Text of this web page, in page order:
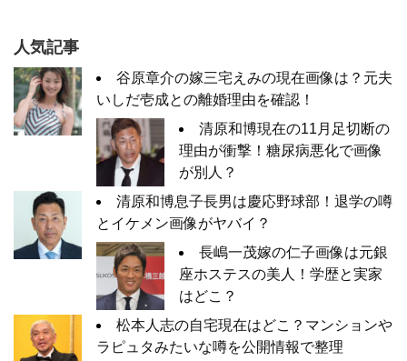
人気記事
谷原章介の嫁三宅えみの現在画像は？元夫
いしだ壱成との離婚理由を確認！
清原和博現在の11月足切断の
理由が衝撃！糖尿病悪化で画像
が別人？
清原和博息子長男は慶応野球部！退学の噂
とイケメン画像がヤバイ？
長嶋一茂嫁の仁子画像は元銀
座ホステスの美人！学歴と実家
はどこ？
松本人志の自宅現在はどこ？マンションや
ラピュタみたいな噂を公開情報で整理